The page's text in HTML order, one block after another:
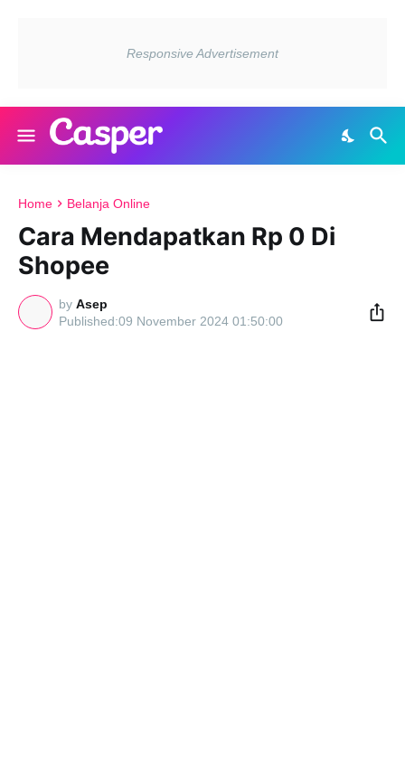
Home Belanja Online
Cara Mendapatkan Rp 0 Di
Shopee
by Asep
09 November 2024 01:50:00